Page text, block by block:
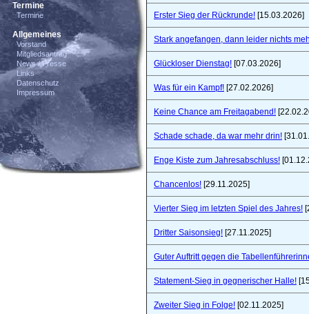
Termine
Termine
Allgemeines
Vorstand
Mitgliedsantrag
News / Presse
Links
Datenschutz
Impressum
Erster Sieg der Rückrunde! [15.03.2026]
Stark angefangen, dann leider nichts
Glückloser Dienstag! [07.03.2026]
Was für ein Kampf! [27.02.2026]
Keine Chance am Freitagabend!
Schade schade, da war mehr drin!
Enge Kiste zum Jahresabschluss!
Chancenlos! [29.11.2025]
Vierter Sieg im letzten Spiel des Jahres!
Dritter Saisonsieg! [27.11.2025]
Guter Auftritt gegen die
Statement-Sieg in gegnerischer Halle!
Zweiter Sieg in Folge! [02.11.2025]